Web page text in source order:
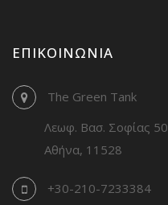
ΕΠΙΚΟΙΝΩΝΊΑ
The Green Tank
Λεωφ. Βασ. Σοφίας 50
Αθήνα, 11528
+30-210-7233384